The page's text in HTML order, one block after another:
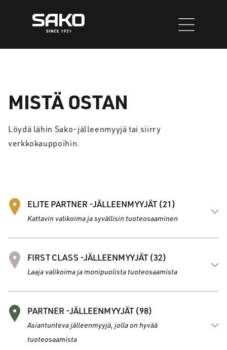
MISTÄ OSTAN
Löydä lähin Sako-jälleenmyyjä tai siirry
verkkokauppoihin.
ELITE PARTNER -JÄLLEENMYYJÄT (21)
Kattavin valikoima ja syvällisin tuoteosaaminen
FIRST CLASS -JÄLLEENMYYJÄT (32)
Laaja valikoima ja monipuolista tuoteosaamista
PARTNER -JÄLLEENMYYJÄT (98)
Asiantunteva jälleenmyyjä, jolla on hyvää
tuoteosaamista